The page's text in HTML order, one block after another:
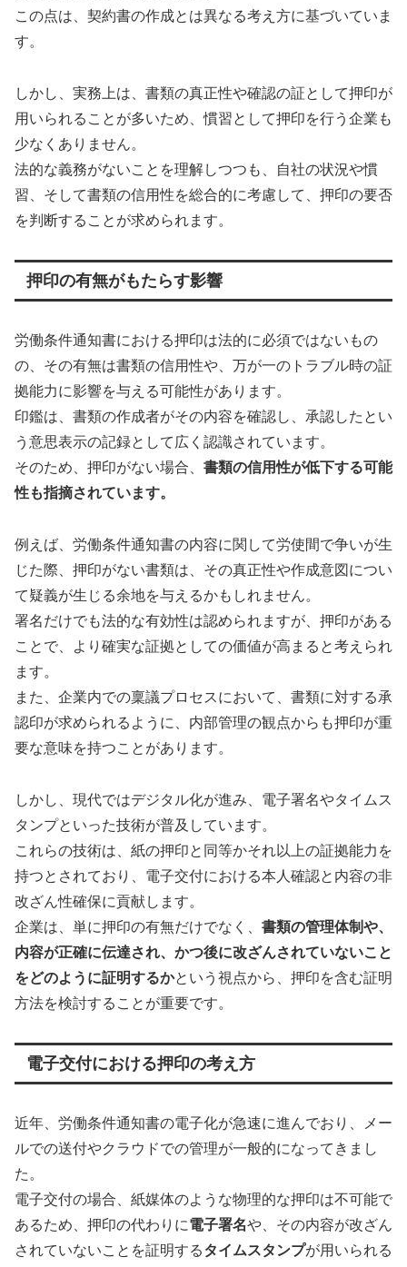
この点は、契約書の作成とは異なる考え方に基づいていま
す。
しかし、実務上は、書類の真正性や確認の証として押印が
用いられることが多いため、慣習として押印を行う企業も
少なくありません。
法的な義務がないことを理解しつつも、自社の状況や慣
習、そして書類の信用性を総合的に考慮して、押印の要否
を判断することが求められます。
押印の有無がもたらす影響
労働条件通知書における押印は法的に必須ではないもの
の、その有無は書類の信用性や、万が一のトラブル時の証
拠能力に影響を与える可能性があります。
印鑑は、書類の作成者がその内容を確認し、承認したとい
う意思表示の記録として広く認識されています。
そのため、押印がない場合、 書類の信用性が低下する可能
性も指摘されています。
例えば、労働条件通知書の内容に関して労使間で争いが生
じた際、押印がない書類は、その真正性や作成意図につい
て疑義が生じる余地を与えるかもしれません。
署名だけでも法的な有効性は認められますが、押印がある
ことで、より確実な証拠としての価値が高まると考えられ
ます。
また、企業内での稟議プロセスにおいて、書類に対する承
認印が求められるように、内部管理の観点からも押印が重
要な意味を持つことがあります。
しかし、現代ではデジタル化が進み、電子署名やタイムス
タンプといった技術が普及しています。
これらの技術は、紙の押印と同等かそれ以上の証拠能力を
持つとされており、電子交付における本人確認と内容の非
改ざん性確保に貢献します。
企業は、単に押印の有無だけでなく、 書類の管理体制や、
内容が正確に伝達され、かつ後に改ざんされていないこと
をどのように証明するかという視点から、押印を含む証明
方法を検討することが重要です。
電子交付における押印の考え方
近年、労働条件通知書の電子化が急速に進んでおり、メー
ルでの送付やクラウドでの管理が一般的になってきまし
た。
電子交付の場合、紙媒体のような物理的な押印は不可能で
あるため、押印の代わりに電子署名や、その内容が改ざん
されていないことを証明するタイムスタンプが用いられる